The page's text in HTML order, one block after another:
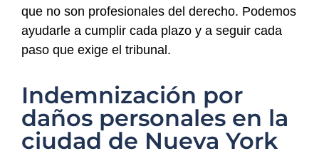
que no son profesionales del derecho. Podemos
ayudarle a cumplir cada plazo y a seguir cada
paso que exige el tribunal.
Indemnización por
daños personales en la
ciudad de Nueva York